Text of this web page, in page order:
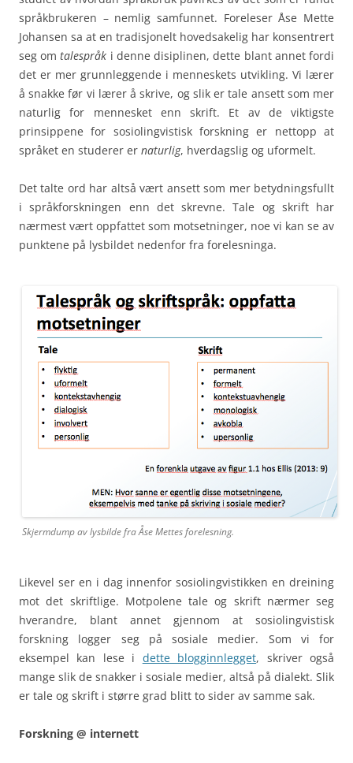
språkbrukeren – nemlig samfunnet. Foreleser Åse Mette
Johansen sa at en tradisjonelt hovedsakelig har konsentrert
seg omtalespråk i denne disiplinen, dette blant annet fordi
det er mer grunnleggende i menneskets utvikling. Vi lærer
å snakke før vi lærer å skrive, og slik er tale ansett som mer
naturlig for mennesket enn skrift. Et av de viktigste
prinsippene for sosiolingvistisk forskning er nettopp at
språket en studerer er naturlig, hverdagslig og uformelt.
Det talte ord har altså vært ansett som mer betydningsfullt
i språkforskningen enn det skrevne. Tale og skrift har
nærmest vært oppfattet som motsetninger, noe vi kan se av
punktene på lysbildet nedenfor fra forelesninga.
Skjermdump av lysbilde fra Åse Mettes forelesning.
Likevel ser en i dag innenfor sosiolingvistikken en dreining
mot det skriftlige. Motpolene tale og skrift nærmer seg
hverandre, blant annet gjennom at sosiolingvistisk
forskning logger seg på sosiale medier. Som vi for
eksempel kan lese i dette blogginnlegget, skriver også
mange slik de snakker i sosiale medier, altså på dialekt. Slik
er tale og skrift i større grad blitt to sider av samme sak.
Forskning @ internett